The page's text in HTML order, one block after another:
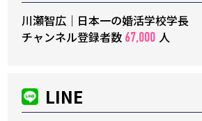
川瀬智広｜日本一の婚活学校学長
チャンネル登録者数 67,000 人
LINE